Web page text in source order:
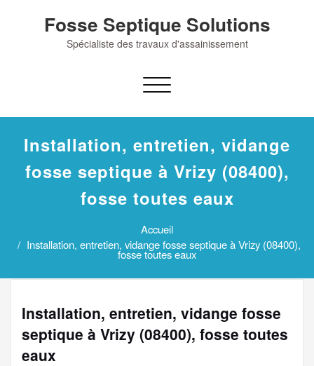
Fosse Septique Solutions
Spécialiste des travaux d'assainissement
Afficher/masquer
navigation
Installation, entretien, vidange
fosse septique à Vrizy (08400),
fosse toutes eaux
Accueil
Installation, entretien, vidange fosse septique à Vrizy (08400),
fosse toutes eaux
Installation, entretien, vidange fosse
septique à Vrizy (08400), fosse toutes
eaux